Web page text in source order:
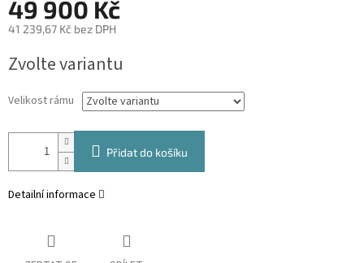
49 900 Kč
41 239,67 Kč bez DPH
cena:
Zvolte variantu
Velikost rámu
Přidat do košíku
Detailní informace